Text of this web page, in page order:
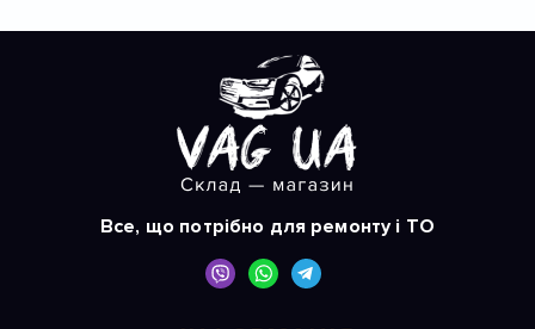
Все, що потрібно для ремонту і ТО